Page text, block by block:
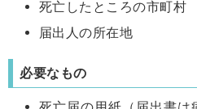
死亡したところの市町村
届出人の所在地
必要なもの